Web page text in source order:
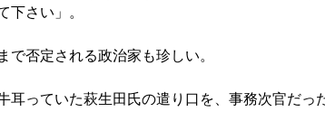
下さい」。
否定される政治家も珍しい。
っていた萩生田氏の遣り口を、事務次官だっ